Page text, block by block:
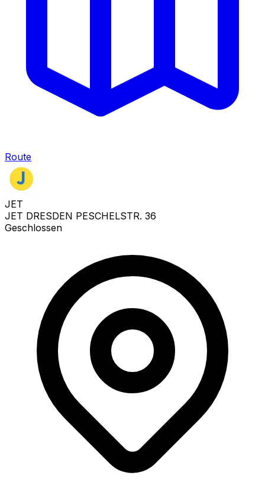
Route
JET
JET DRESDEN PESCHELSTR. 36
Geschlossen